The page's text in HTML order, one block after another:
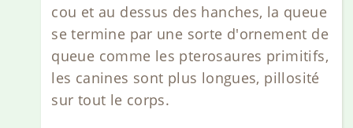
cou et au dessus des hanches, la queue
se termine par une sorte d'ornement de
queue comme les pterosaures primitifs,
les canines sont plus longues, pillosité
sur tout le corps.